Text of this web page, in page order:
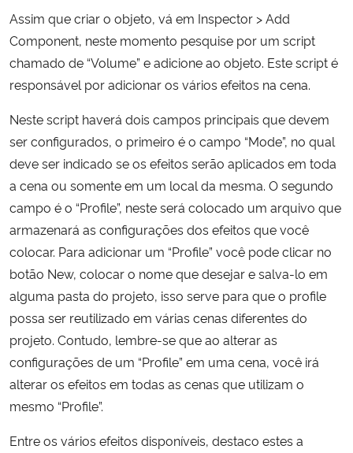
Assim que criar o objeto, vá em Inspector > Add
Component, neste momento pesquise por um script
chamado de “Volume” e adicione ao objeto. Este script é
responsável por adicionar os vários efeitos na cena.
Neste script haverá dois campos principais que devem
ser configurados, o primeiro é o campo “Mode”, no qual
deve ser indicado se os efeitos serão aplicados em toda
a cena ou somente em um local da mesma. O segundo
campo é o “Profile”, neste será colocado um arquivo que
armazenará as configurações dos efeitos que você
colocar. Para adicionar um “Profile” você pode clicar no
botão New, colocar o nome que desejar e salva-lo em
alguma pasta do projeto, isso serve para que o profile
possa ser reutilizado em várias cenas diferentes do
projeto. Contudo, lembre-se que ao alterar as
configurações de um “Profile” em uma cena, você irá
alterar os efeitos em todas as cenas que utilizam o
mesmo “Profile”.
Entre os vários efeitos disponíveis, destaco estes a